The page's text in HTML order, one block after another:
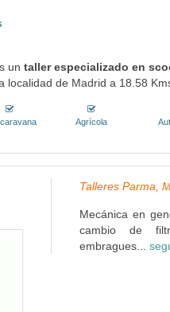
untaller especializado en
localidad de Madrid a 18.58
Agrícola
Talleres Parma,
Mecánica en
cambio de
embragues...